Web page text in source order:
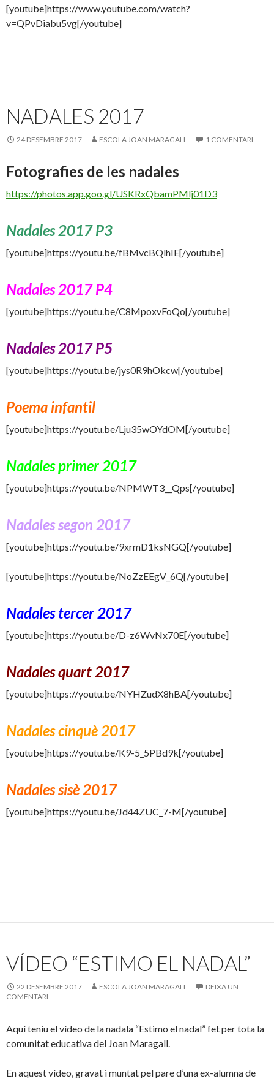
[youtube]https://www.youtube.com/watch?
v=QPvDiabu5vg[/youtube]
NADALES 2017
24 DESEMBRE 2017 ESCOLA JOAN MARAGALL 1 COMENTARI
Fotografies de les nadales
https://photos.app.goo.gl/USKRxQbamPMlj01D3
Nadales 2017 P3
[youtube]https://youtu.be/fBMvcBQlhIE[/youtube]
Nadales 2017 P4
[youtube]https://youtu.be/C8MpoxvFoQo[/youtube]
Nadales 2017 P5
[youtube]https://youtu.be/jys0R9hOkcw[/youtube]
Poema infantil
[youtube]https://youtu.be/Lju35wOYdOM[/youtube]
Nadales primer 2017
[youtube]https://youtu.be/NPMWT3__Qps[/youtube]
Nadales segon 2017
[youtube]https://youtu.be/9xrmD1ksNGQ[/youtube]
[youtube]https://youtu.be/NoZzEEgV_6Q[/youtube]
Nadales tercer 2017
[youtube]https://youtu.be/D-z6WvNx70E[/youtube]
Nadales quart 2017
[youtube]https://youtu.be/NYHZudX8hBA[/youtube]
Nadales cinquè 2017
[youtube]https://youtu.be/K9-5_5PBd9k[/youtube]
Nadales sisè 2017
[youtube]https://youtu.be/Jd44ZUC_7-M[/youtube]
VÍDEO “ESTIMO EL NADAL”
22 DESEMBRE 2017 ESCOLA JOAN MARAGALL
DEIXA UN
COMENTARI
Aquí teniu el vídeo de la nadala “Estimo el nadal” fet per tota la
comunitat educativa del Joan Maragall.
En aquest vídeo, gravat i muntat pel pare d’una ex-alumna de